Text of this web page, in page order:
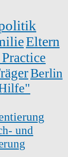
Eltern
Berlin
und